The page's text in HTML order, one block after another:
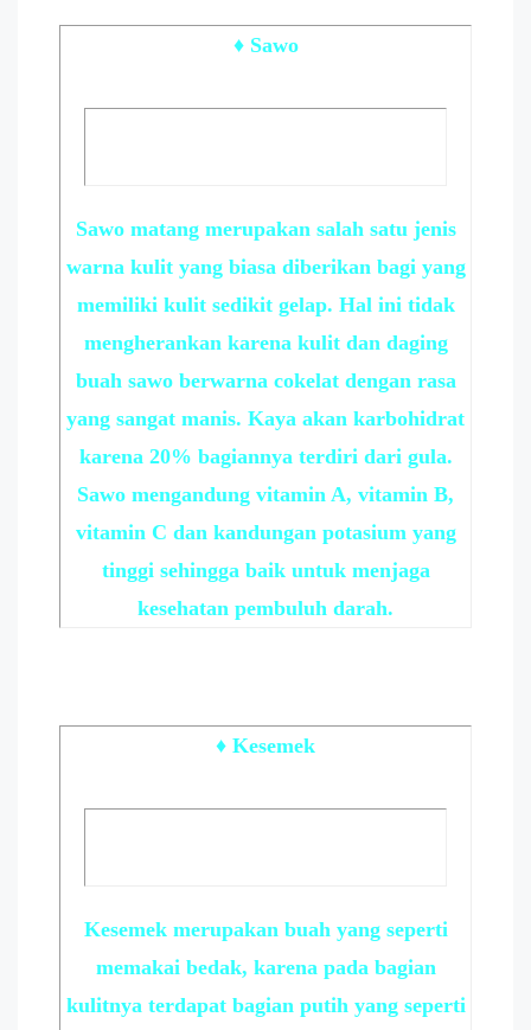
♦ Sawo
Sawo matang merupakan salah satu jenis
warna kulit yang biasa diberikan bagi yang
memiliki kulit sedikit gelap. Hal ini tidak
mengherankan karena kulit dan daging
buah sawo berwarna cokelat dengan rasa
yang sangat manis. Kaya akan karbohidrat
karena 20% bagiannya terdiri dari gula.
Sawo mengandung vitamin A, vitamin B,
vitamin C dan kandungan potasium yang
tinggi sehingga baik untuk menjaga
kesehatan pembuluh darah.
♦ Kesemek
Kesemek merupakan buah yang seperti
memakai bedak, karena pada bagian
kulitnya terdapat bagian putih yang seperti